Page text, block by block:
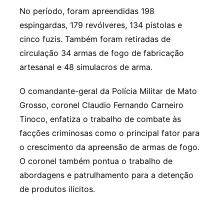
No período, foram apreendidas 198
espingardas, 179 revólveres, 134 pistolas e
cinco fuzis. Também foram retiradas de
circulação 34 armas de fogo de fabricação
artesanal e 48 simulacros de arma.
O comandante-geral da Polícia Militar de Mato
Grosso, coronel Claudio Fernando Carneiro
Tinoco, enfatiza o trabalho de combate às
facções criminosas como o principal fator para
o crescimento da apreensão de armas de fogo.
O coronel também pontua o trabalho de
abordagens e patrulhamento para a detenção
de produtos ilícitos.